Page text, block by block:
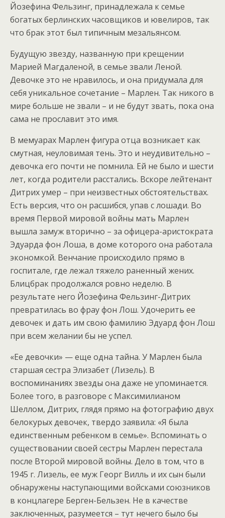
Йозефина Фельзинг, принадлежала к семье
богатых берлинских часовщиков и ювелиров, так
что брак этот был типичным мезальянсом.
Будущую звезду, названную при крещении
Марией Магдаленой, в семье звали Леной.
Девочке это не нравилось, и она придумала для
себя уникальное сочетание – Марлен. Так никого в
мире больше не звали – и не будут звать, пока она
сама не прославит это имя.
В мемуарах Марлен фигура отца возникает как
смутная, неуловимая тень. Это и неудивительно –
девочка его почти не помнила. Ей не было и шести
лет, когда родители расстались. Вскоре лейтенант
Дитрих умер – при неизвестных обстоятельствах.
Есть версия, что он расшибся, упав с лошади. Во
время Первой мировой войны мать Марлен
вышла замуж вторично – за офицера-аристократа
Эдуарда фон Лоша, в доме которого она работала
экономкой. Венчание происходило прямо в
госпитале, где лежал тяжело раненный жених.
Блицбрак продолжался ровно неделю. В
результате него Йозефина Фельзинг-Дитрих
превратилась во фрау фон Лош. Удочерить ее
девочек и дать им свою фамилию Эдуард фон Лош
при всем желании бы не успел.
«Ее девочки» — еще одна тайна. У Марлен была
старшая сестра Элизабет (Лизель). В
воспоминаниях звезды она даже не упоминается.
Более того, в разговоре с Максимилианом
Шеллом, Дитрих, глядя прямо на фотографию двух
белокурых девочек, твердо заявила: «Я была
единственным ребенком в семье». Вспоминать о
существовании своей сестры Марлен перестала
после Второй мировой войны. Дело в том, что в
1945 г. Лизель, ее муж Георг Вилль и их сын были
обнаружены наступающими войсками союзников
в концлагере Берген-Бельзен. Не в качестве
заключенных, разумеется – тут нечего было бы